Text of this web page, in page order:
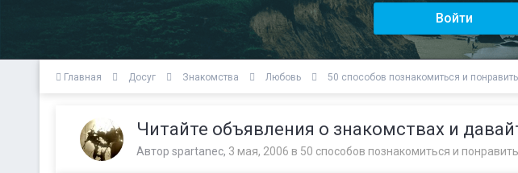
Войти
Главная Досуг Знакомства Любовь 50 способов познакомиться и
Читайте объявления о знакомствах и
Автор spartanec, 3 мая, 2006 в 50 способов познакомиться и